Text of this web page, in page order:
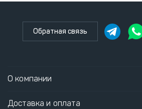
Обратная связь
О компании
Доставка и оплата